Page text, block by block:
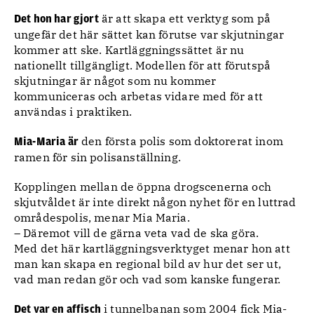
Det hon har gjortär att skapa ett verktyg som på
ungefär det här sättet kan förutse var skjutningar
kommer att ske. Kartläggningssättet är nu
nationellt tillgängligt. Modellen för att förutspå
skjutningar är något som nu kommer
kommuniceras och arbetas vidare med för att
användas i praktiken.
Mia-Maria ärden första polis som doktorerat inom
ramen för sin polisanställning.
Kopplingen mellan de öppna drogscenerna och
skjutvåldet är inte direkt någon nyhet för en luttrad
områdespolis, menar Mia Maria.
– Däremot vill de gärna veta vad de ska göra.
Med det här kartläggningsverktyget menar hon att
man kan skapa en regional bild av hur det ser ut,
vad man redan gör och vad som kanske fungerar.
Det var en affisch i tunnelbanan som 2004 fick Mia-